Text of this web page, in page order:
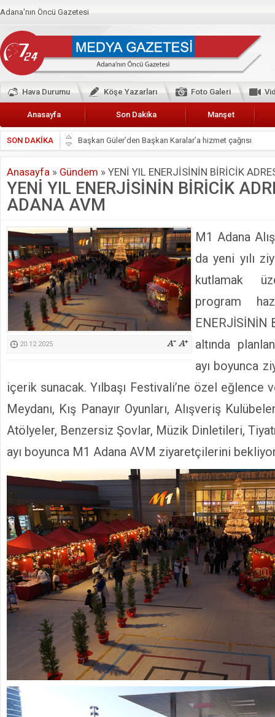
Adana'nın Öncü Gazetesi
Hava Durumu Köşe Yazarları Foto Galeri
Anasayfa Son Dakika Manşet
SON DAKİKA
Başkan Güler’den Başkan Karalar’a hizmet çağrısı
Lokantacılar ve Kebapçılar Esnaf Odası Başkanı Şefik
Hak-İş Abdurrahman Yücel
HDP İL BİNASININ ÖNÜNDE ANNELER TARİH
Hainler emellerine asla erişemeyecekler
BÖLGEMİZ ÇUKUROVA’DA 2019 YILI PAMUK
İyi Parti Yüreğir İlçe Başkanı Enis Akyürek
Kimyasallardan Koruma Derneği Başkanı Cennet Çelik
Anasayfa » Gündem » YENİ YIL ENERJİSİNİN BİRİCİK
YENİ YIL ENERJİSİNİN BİRİCİK
ADANA AVM
20.12.2025
M1 Adana
da yeni yılı
kutlamak
program
ENERJİSİNİN
altında
ayı boyunca
içerik sunacak. Yılbaşı Festivali’ne özel eğlence
Meydanı, Kış Panayır Oyunları, Alışveriş
Atölyeler, Benzersiz Şovlar, Müzik Dinletileri,
ayı boyunca M1 Adana AVM ziyaretçilerini